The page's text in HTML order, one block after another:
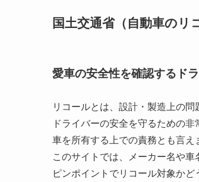
国土交通省（自動車のリ
愛車の安全性を確認するド
リコールとは、設計・製造上の
ドライバーの安全を守るための
車を所有する上での責務とも言え
このサイトでは、メーカー名や
ピンポイントでリコール対象か